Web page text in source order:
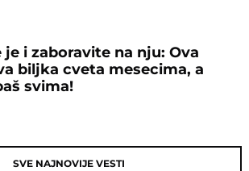
je i zaboravite na nju: Ova
biljka cveta mesecima, a
svima!
SVE NAJNOVIJE VESTI